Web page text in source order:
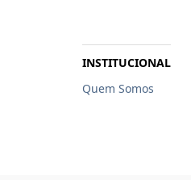
INSTITUCIONAL
Quem Somos